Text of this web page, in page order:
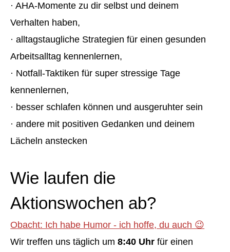
· AHA-Momente zu dir selbst und deinem
Verhalten haben,
· alltagstaugliche Strategien für einen gesunden
Arbeitsalltag kennenlernen,
· Notfall-Taktiken für super stressige Tage
kennenlernen,
· besser schlafen können und ausgeruhter sein
· andere mit positiven Gedanken und deinem
Lächeln anstecken
Wie laufen die
Aktionswochen ab?
Obacht: Ich habe Humor - ich hoffe, du auch 😉
Wir treffen uns täglich um 8:40 Uhr für einen